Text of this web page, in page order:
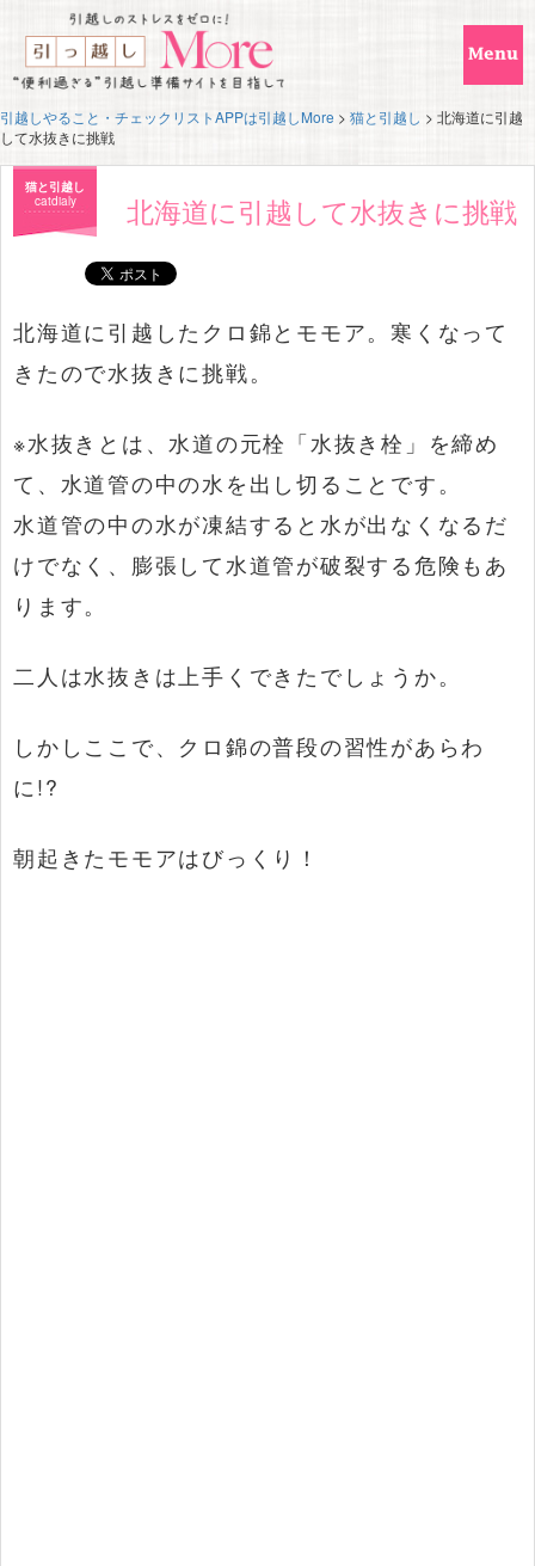
引越しやること・チェックリストAPPは引越しMore > 猫と引越し > 北海道に引越
して水抜きに挑戦
猫と引越し
catdialy
北海道に引越して水抜きに挑戦
北海道に引越したクロ錦とモモア。寒くなって
きたので水抜きに挑戦。
※水抜きとは、水道の元栓「水抜き栓」を締め
て、水道管の中の水を出し切ることです。
水道管の中の水が凍結すると水が出なくなるだ
けでなく、膨張して水道管が破裂する危険もあ
ります。
二人は水抜きは上手くできたでしょうか。
しかしここで、クロ錦の普段の習性があらわ
に!?
朝起きたモモアはびっくり！